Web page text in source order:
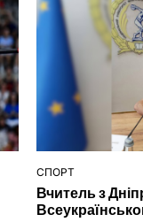
ОПУБЛІКУВАТИ
У
СПОРТ
Вчитель з